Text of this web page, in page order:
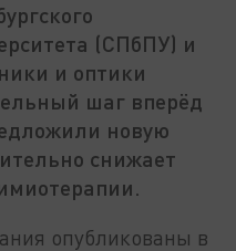
(СПбПУ) и
и оптики
шаг вперёд
новую
снижает
опубликованы в